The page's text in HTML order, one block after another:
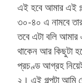
এই হবে আমার এই
৩০-৪০ এ নামবে
তবে এটা বলি আমার
থাকেন আর কিছুটা
প্রচণ্ড আগ্রহ
২। এই গল্পটা আমি